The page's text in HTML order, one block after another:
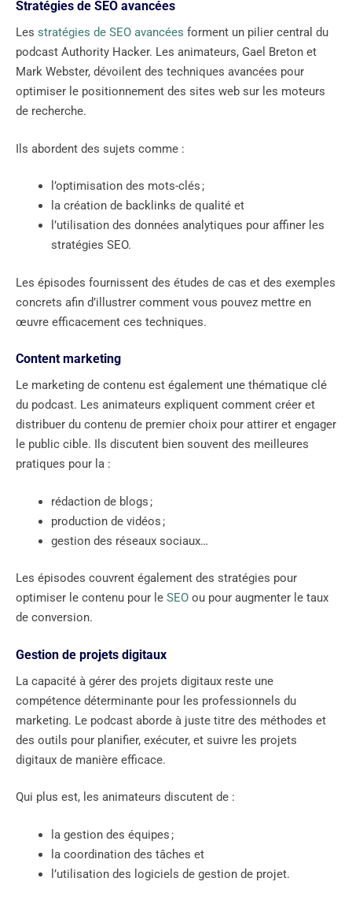
Stratégies de SEO avancées
Les stratégies de SEO avancées forment un pilier central du
podcast Authority Hacker. Les animateurs, Gael Breton et
Mark Webster, dévoilent des techniques avancées pour
optimiser le positionnement des sites web sur les moteurs
de recherche.
Ils abordent des sujets comme :
l’optimisation des mots-clés ;
la création de backlinks de qualité et
l’utilisation des données analytiques pour affiner les
stratégies SEO.
Les épisodes fournissent des études de cas et des exemples
concrets afin d’illustrer comment vous pouvez mettre en
œuvre efficacement ces techniques.
Content marketing
Le marketing de contenu est également une thématique clé
du podcast. Les animateurs expliquent comment créer et
distribuer du contenu de premier choix pour attirer et engager
le public cible. Ils discutent bien souvent des meilleures
pratiques pour la :
rédaction de blogs ;
production de vidéos ;
gestion des réseaux sociaux…
Les épisodes couvrent également des stratégies pour
optimiser le contenu pour le SEO ou pour augmenter le taux
de conversion.
Gestion de projets digitaux
La capacité à gérer des projets digitaux reste une
compétence déterminante pour les professionnels du
marketing. Le podcast aborde à juste titre des méthodes et
des outils pour planifier, exécuter, et suivre les projets
digitaux de manière efficace.
Qui plus est, les animateurs discutent de :
la gestion des équipes ;
la coordination des tâches et
l’utilisation des logiciels de gestion de projet.